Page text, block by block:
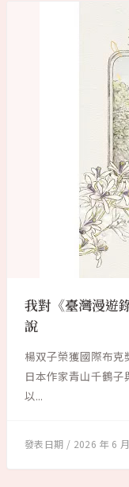
我對《臺灣漫遊
說
楊双子榮獲國際布
日本作家青山千鶴
以...
2026 年 6